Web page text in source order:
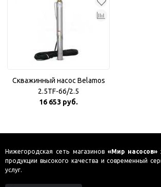
Скважинный насос Belamos
2.5TF-66/2.5
16 653 руб.
Нижегородская сеть магазинов «Мир насосов»
продукции высокого качества и современный
услуг.